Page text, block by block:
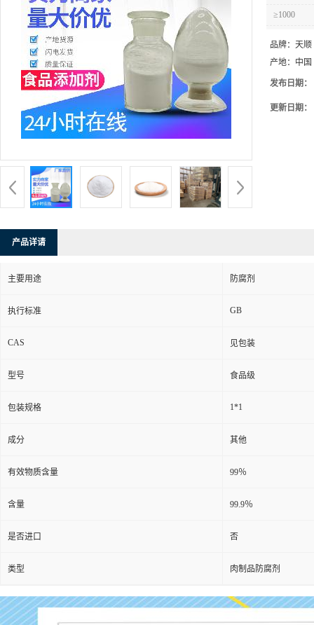
≥1000
品牌： 天顺
产地： 中
发布日期：
更新日期：
产品详请
主要用途 防腐剂
执行标准 GB
CAS 见包装
型号 食品级
包装规格 1*1
成分 其他
有效物质含量 99％
含量 99.9％
是否进口 否
类型 肉制品防腐剂